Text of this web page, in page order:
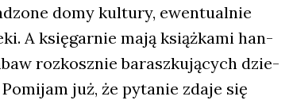
domy kul­tu­ry, ewen­tu­al­nie
A księ­gar­nie mają książ­ka­mi han­
roz­kosz­nie barasz­ku­ją­cych dzie­
już, że pyta­nie zda­je się